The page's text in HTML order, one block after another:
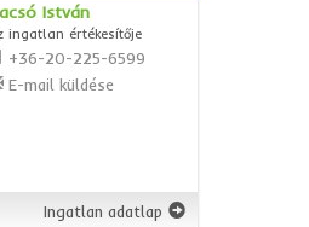
István
ingatlan értékesítője
+36-20-225-6599
E-mail küldése
Ingatlan adatlap